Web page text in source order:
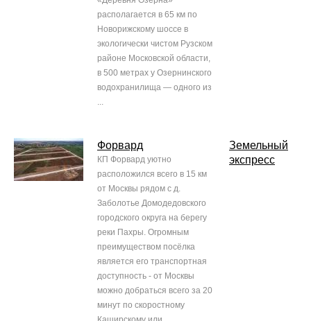
располагается в 65 км по
Новорижскому шоссе в
экологически чистом Рузском
районе Московской области,
в 500 метрах у Озернинского
водохранилища — одного из
...
Форвард
КП Форвард уютно
расположился всего в 15 км
от Москвы рядом с д.
Заболотье Домодедовского
городского округа на берегу
реки Пахры. Огромным
преимуществом посёлка
является его транспортная
доступность - от Москвы
можно добраться всего за 20
минут по скоростному
Земельный
экспресс